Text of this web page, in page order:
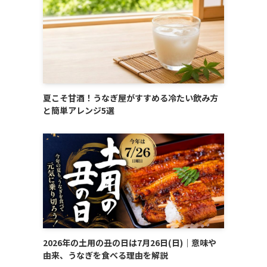
夏こそ甘酒！うなぎ屋がすすめる冷たい飲み方
と簡単アレンジ5選
2026年の土用の丑の日は7月26日(日)｜意味や
由来、うなぎを食べる理由を解説